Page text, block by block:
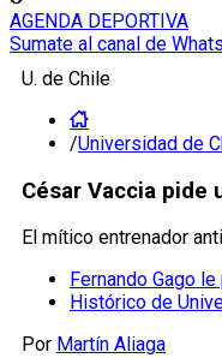
AGENDA DEPORTIVA
Sumate al canal de
U. de Chile
/Universidad de
César Vaccia pide
El mítico entrenador
Fernando Gago
Histórico de
Por Martín Aliaga